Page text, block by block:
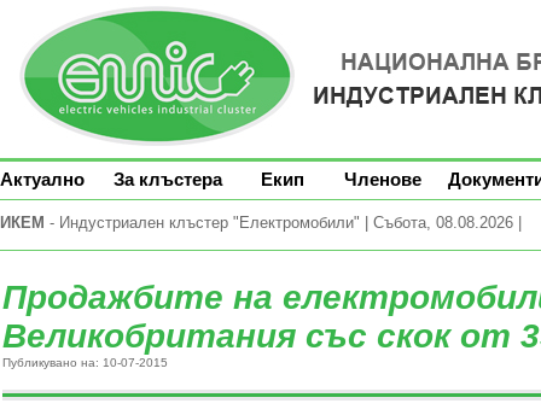
Актуално За клъстера Екип Членове
ИКЕМ - Индустриален клъстер "Електромобили" | Събота, 08.08.2026 |
Продажбите на
Великобритания със скок от
Публикувано на: 10-07-2015